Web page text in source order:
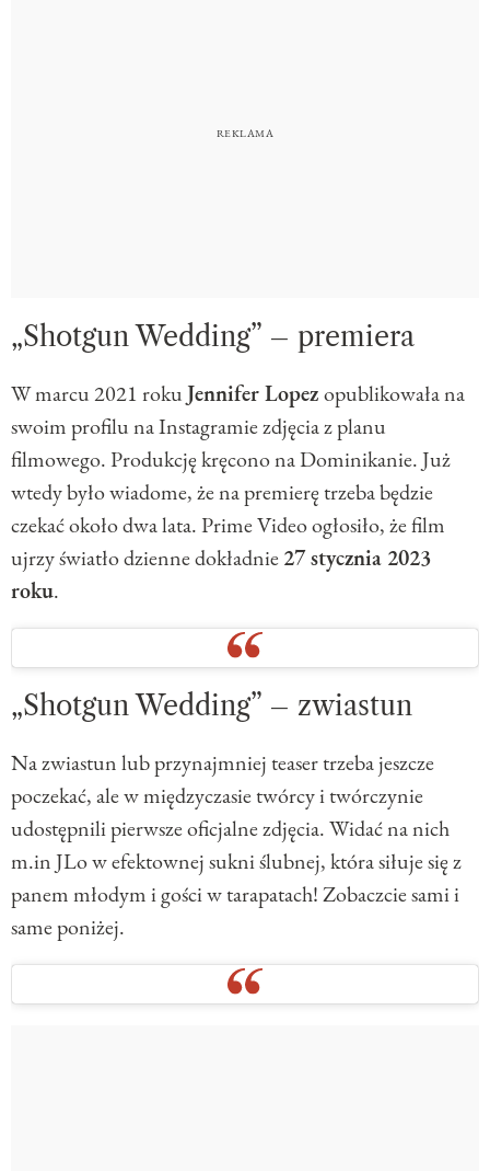
„Shotgun Wedding” – premiera
W marcu 2021 rokuJennifer Lopezopublikowała na
swoim profilu na Instagramie zdjęcia z planu
filmowego. Produkcję kręcono na Dominikanie. Już
wtedy było wiadome, że na premierę trzeba będzie
czekać około dwa lata. Prime Video ogłosiło, że film
ujrzy światło dzienne dokładnie27 stycznia 2023
roku.
„Shotgun Wedding” – zwiastun
Na zwiastun lub przynajmniej teaser trzeba jeszcze
poczekać, ale w międzyczasie twórcy i twórczynie
udostępnili pierwsze oficjalne zdjęcia. Widać na nich
m.in JLo w efektownej sukni ślubnej, która siłuje się z
panem młodym i gości w tarapatach! Zobaczcie sami i
same poniżej.